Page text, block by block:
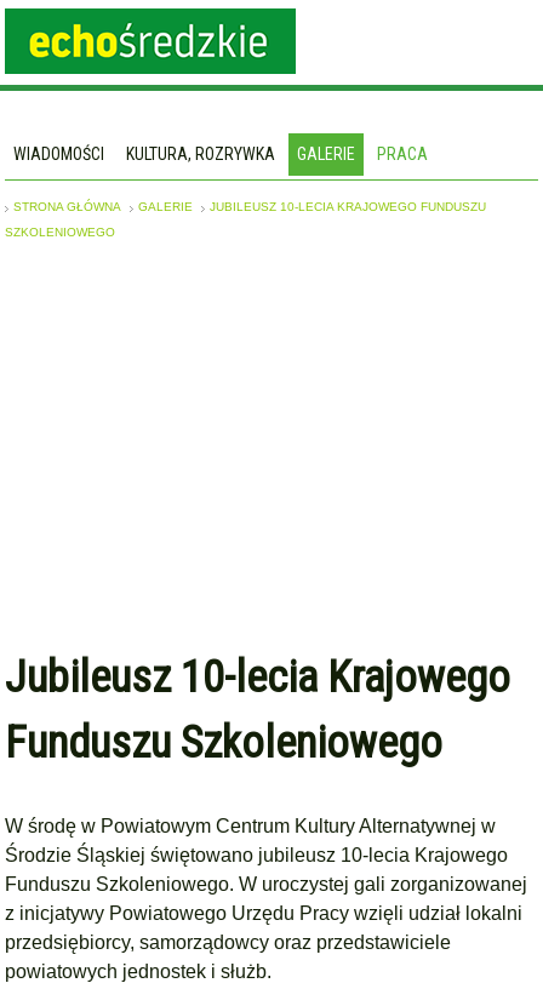
WIADOMOŚCI KULTURA, ROZRYWKA GALERIE PRACA
STRONA GŁÓWNA GALERIE
JUBILEUSZ 10-LECIA KRAJOWEGO FUNDUSZU
SZKOLENIOWEGO
Jubileusz 10-lecia Krajowego
Funduszu Szkoleniowego
W środę w Powiatowym Centrum Kultury Alternatywnej w
Środzie Śląskiej świętowano jubileusz 10-lecia Krajowego
Funduszu Szkoleniowego. W uroczystej gali zorganizowanej
z inicjatywy Powiatowego Urzędu Pracy wzięli udział lokalni
przedsiębiorcy, samorządowcy oraz przedstawiciele
powiatowych jednostek i służb.